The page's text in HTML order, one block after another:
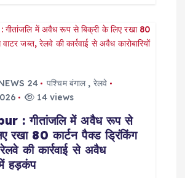
24 पश्चिम बंगाल, रेलवे
14 views
: गीतांजलि में अवैध रूप से
रखा 80 कार्टन पैक्ड ड्रिंकिंग
की कार्रवाई से अवैध
में हड़कंप